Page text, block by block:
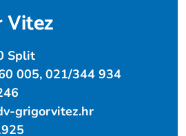
Vitez
Split
005, 021/344 934
grigorvitez.hr